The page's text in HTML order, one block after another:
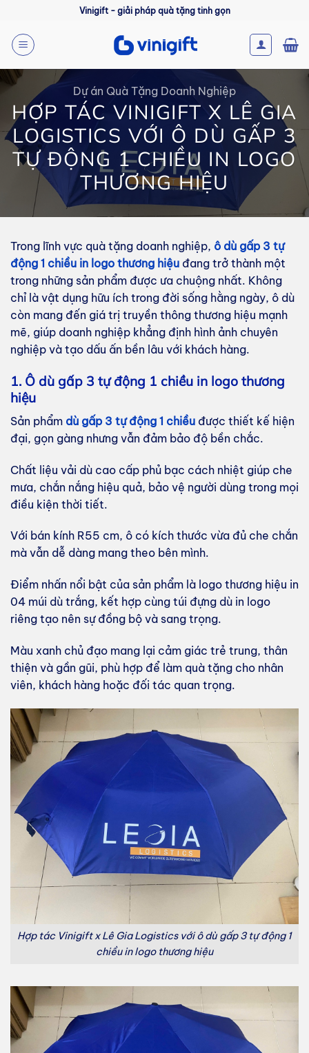
nội
dung
Vinigift - giải pháp quà tặng tinh gọn
Dự án Quà Tặng Doanh Nghiệp
HỢP TÁC VINIGIFT X LÊ GIA
LOGISTICS VỚI Ô DÙ GẤP 3
TỰ ĐỘNG 1 CHIỀU IN LOGO
THƯƠNG HIỆU
Trong lĩnh vực quà tặng doanh nghiệp, ô dù gấp 3 tự
động 1 chiều in logo thương hiệu đang trở thành một
trong những sản phẩm được ưa chuộng nhất. Không
chỉ là vật dụng hữu ích trong đời sống hằng ngày, ô dù
còn mang đến giá trị truyền thông thương hiệu mạnh
mẽ, giúp doanh nghiệp khẳng định hình ảnh chuyên
nghiệp và tạo dấu ấn bền lâu với khách hàng.
1. Ô dù gấp 3 tự động 1 chiều in logo thương
hiệu
Sản phẩm dù gấp 3 tự động 1 chiều được thiết kế hiện
đại, gọn gàng nhưng vẫn đảm bảo độ bền chắc.
Chất liệu vải dù cao cấp phủ bạc cách nhiệt giúp che
mưa, chắn nắng hiệu quả, bảo vệ người dùng trong mọi
điều kiện thời tiết.
Với bán kính R55 cm, ô có kích thước vừa đủ che chắn
mà vẫn dễ dàng mang theo bên mình.
Điểm nhấn nổi bật của sản phẩm là logo thương hiệu in
04 múi dù trắng, kết hợp cùng túi đựng dù in logo
riêng tạo nên sự đồng bộ và sang trọng.
Màu xanh chủ đạo mang lại cảm giác trẻ trung, thân
thiện và gần gũi, phù hợp để làm quà tặng cho nhân
viên, khách hàng hoặc đối tác quan trọng.
Hợp tác Vinigift x Lê Gia Logistics với ô dù gấp 3 tự động 1
chiều in logo thương hiệu